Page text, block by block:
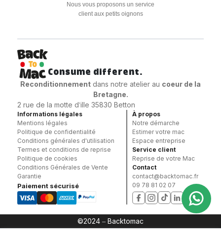
Nous vous proposons un service
client aux petits oignons
Consume different.
Reconditionnement dans notre atelier au coeur de la
Bretagne.
2 rue de la motte d’ille 35830 Betton
Informations légales
Mentions légales
Politique de confidentialité
Conditions générales d'utilisation
Termes et conditions de reprise
Politique de cookies
Conditions Générales de Vente
Garantie
Paiement sécurisé
À propos
Notre démarche
Estimer votre mac
Espace entreprise
Service client
Reprise de votre Mac
Contact
contact@backtomac.fr
09 78 81 02 07
©2024 – Backtomac